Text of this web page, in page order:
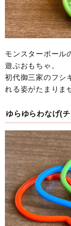
モンスターボール
遊ぶおもちゃ。
初代御三家のフシ
れる姿がたまりま
ゆらゆらわなげ(